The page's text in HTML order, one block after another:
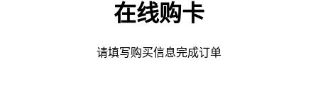
在线购卡
请填写购买信息完成订单